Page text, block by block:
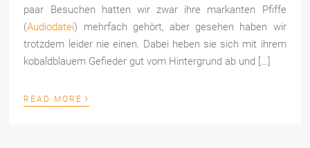
paar Besuchen hatten wir zwar ihre markanten Pfiffe
(Audiodatei) mehrfach gehört, aber gesehen haben wir
trotzdem leider nie einen. Dabei heben sie sich mit ihrem
kobaldblauem Gefieder gut vom Hintergrund ab und […]
READ MORE ›